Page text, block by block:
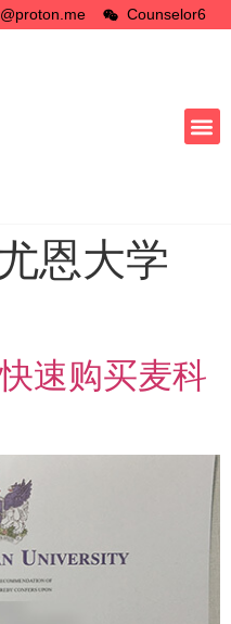
Counselor6
恩大学
速购买麦科